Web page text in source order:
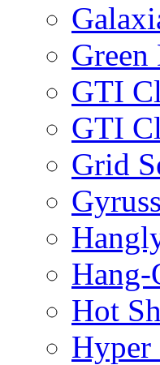
Green
GTI
GTI
Grid
Gyruss
Hot